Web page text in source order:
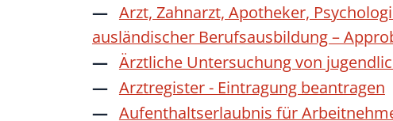
Arzt, Zahnarzt, Apotheker,
ausländischer Berufsausbildung –
Ärztliche Untersuchung von
Arztregister - Eintragung beantragen
Aufenthaltserlaubnis für